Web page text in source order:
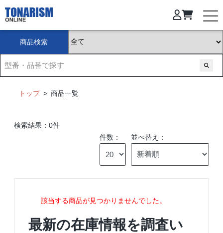
商品検索
トップ > 商品一覧
検索結果：0件
件数：
並べ替え：
該当する商品が見つかりませんでした。
最新の在庫情報を調査い